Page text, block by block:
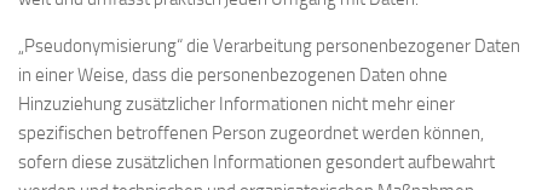
„Pseudonymisierung“ die Verarbeitung personenbezogener Daten
in einer Weise, dass die personenbezogenen Daten ohne
Hinzuziehung zusätzlicher Informationen nicht mehr einer
spezifischen betroffenen Person zugeordnet werden können,
sofern diese zusätzlichen Informationen gesondert aufbewahrt